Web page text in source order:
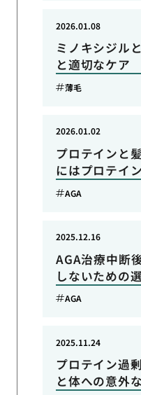
ミノキシジル
と適切なケア
2026.01.08
薄毛
プロテインと
にはプロテイ
2026.01.02
AGA
AGA治療中断
しないための
2025.12.16
AGA
プロテイン過
と体への意外
2025.11.24